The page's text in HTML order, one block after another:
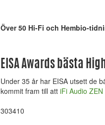
Över 50 Hi-Fi och Hembio-
EISA Awards bästa
Under 35 år har EISA utsett de
kommit fram till att iFi Audio ZEN
303410